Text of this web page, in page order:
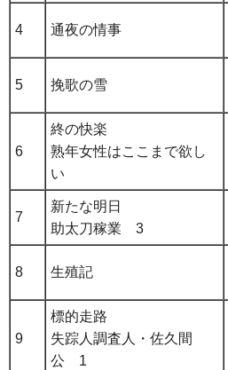
4 通夜の情事
5 挽歌の雪
6
終の快楽
熟年女性はここまで欲し
い
7
新たな明日
助太刀稼業 3
8 生殖記
9
標的走路
失踪人調査人・佐久間
公 1